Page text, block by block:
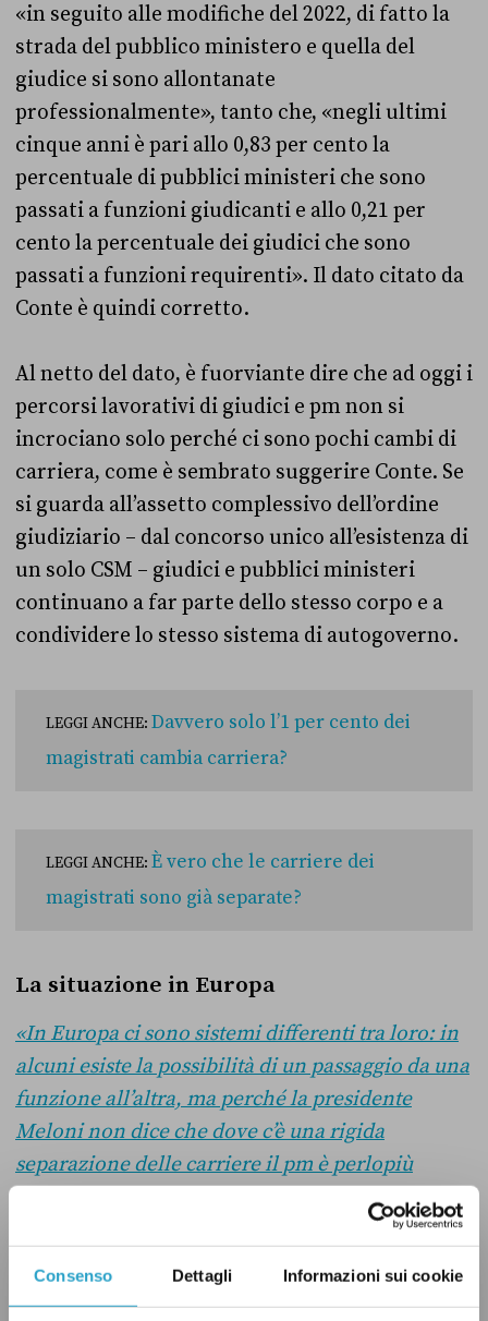
Consenso Dettagli Informazioni sui cookie
«in seguito alle modifiche del 2022, di fatto la
strada del pubblico ministero e quella del
giudice si sono allontanate
professionalmente», tanto che, «negli ultimi
cinque anni è pari allo 0,83 per cento la
percentuale di pubblici ministeri che sono
passati a funzioni giudicanti e allo 0,21 per
cento la percentuale dei giudici che sono
passati a funzioni requirenti». Il dato citato da
Conte è quindi corretto.
Al netto del dato, è fuorviante dire che ad oggi i
percorsi lavorativi di giudici e pm non si
incrociano solo perché ci sono pochi cambi di
carriera, come è sembrato suggerire Conte. Se
si guarda all’assetto complessivo dell’ordine
giudiziario – dal concorso unico all’esistenza di
un solo CSM – giudici e pubblici ministeri
continuano a far parte dello stesso corpo e a
condividere lo stesso sistema di autogoverno.
LEGGI ANCHE: Davvero solo l’1 per cento dei
magistrati cambia carriera?
LEGGI ANCHE: È vero che le carriere dei
magistrati sono già separate?
La situazione in Europa
«In Europa ci sono sistemi differenti tra loro: in
alcuni esiste la possibilità di un passaggio da una
funzione all’altra, ma perché la presidente
Meloni non dice che dove c’è una rigida
separazione delle carriere il pm è perlopiù
direttamente o anche indirettamente sotto il
controllo e il condizionamento del governo»